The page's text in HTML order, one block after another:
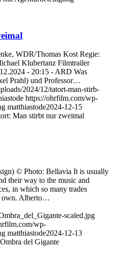
WDR/Thomas Kost Regie:
Klubertanz Filmtrailer
- 20:15 - ARD Was
Prahl) und Professor…
2024/12/tatort-man-stirb-
https://ohrfilm.com/wp-
matthiastode2024-12-15
Man stirbt nur zweimal
© Photo: Bellavia It is usually
their way to the music and
in which so many trades
own. Alberto…
scaled.jpg
wp-
matthiastode2024-12-13
del Gigante